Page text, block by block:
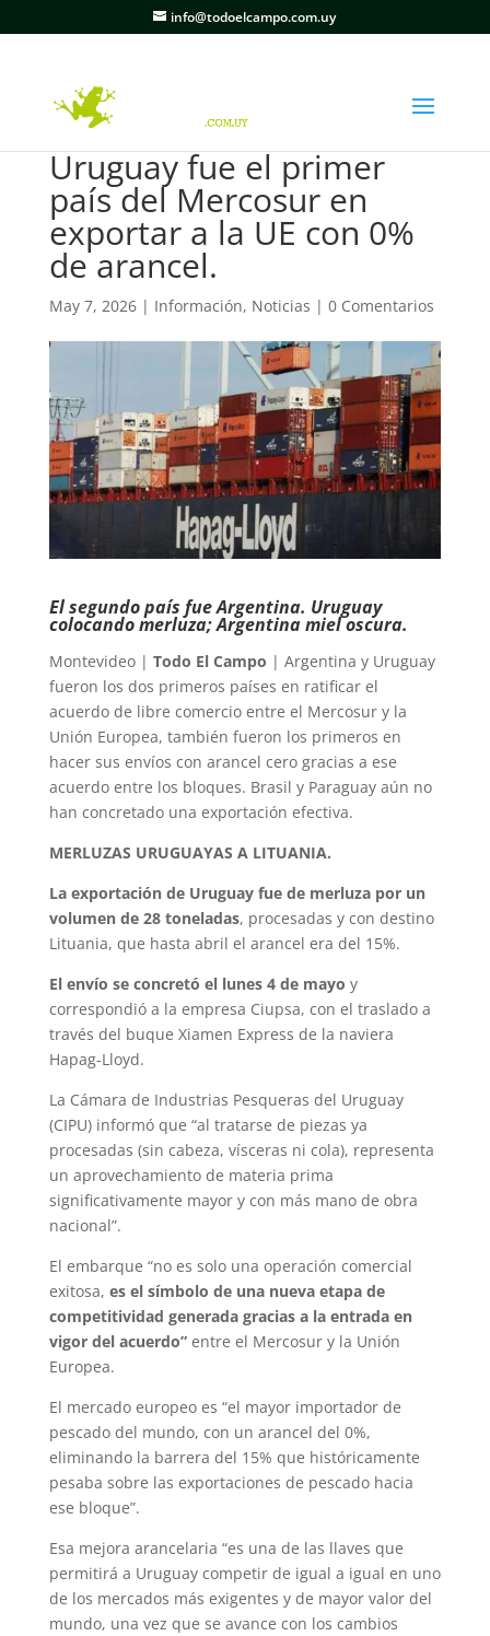
info@todoelcampo.com.uy
Uruguay fue el primer
país del Mercosur en
exportar a la UE con 0%
de arancel.
May 7, 2026| Información, Noticias | 0 Comentarios
El segundo país fue Argentina. Uruguay
colocando merluza; Argentina miel oscura.
Montevideo | Todo El Campo | Argentina y Uruguay
fueron los dos primeros países en ratificar el
acuerdo de libre comercio entre el Mercosur y la
Unión Europea, también fueron los primeros en
hacer sus envíos con arancel cero gracias a ese
acuerdo entre los bloques. Brasil y Paraguay aún no
han concretado una exportación efectiva.
MERLUZAS URUGUAYAS A LITUANIA.
La exportación de Uruguay fue de merluza por un
volumen de 28 toneladas, procesadas y con destino
Lituania, que hasta abril el arancel era del 15%.
El envío se concretó el lunes 4 de mayo y
correspondió a la empresa Ciupsa, con el traslado a
través del buque Xiamen Express de la naviera
Hapag-Lloyd.
La Cámara de Industrias Pesqueras del Uruguay
(CIPU) informó que “al tratarse de piezas ya
procesadas (sin cabeza, vísceras ni cola), representa
un aprovechamiento de materia prima
significativamente mayor y con más mano de obra
nacional”.
El embarque “no es solo una operación comercial
exitosa, es el símbolo de una nueva etapa de
competitividad generada gracias a la entrada en
vigor del acuerdo”entre el Mercosur y la Unión
Europea.
El mercado europeo es “el mayor importador de
pescado del mundo, con un arancel del 0%,
eliminando la barrera del 15% que históricamente
pesaba sobre las exportaciones de pescado hacia
ese bloque”.
Esa mejora arancelaria “es una de las llaves que
permitirá a Uruguay competir de igual a igual en uno
de los mercados más exigentes y de mayor valor del
mundo, una vez que se avance con los cambios